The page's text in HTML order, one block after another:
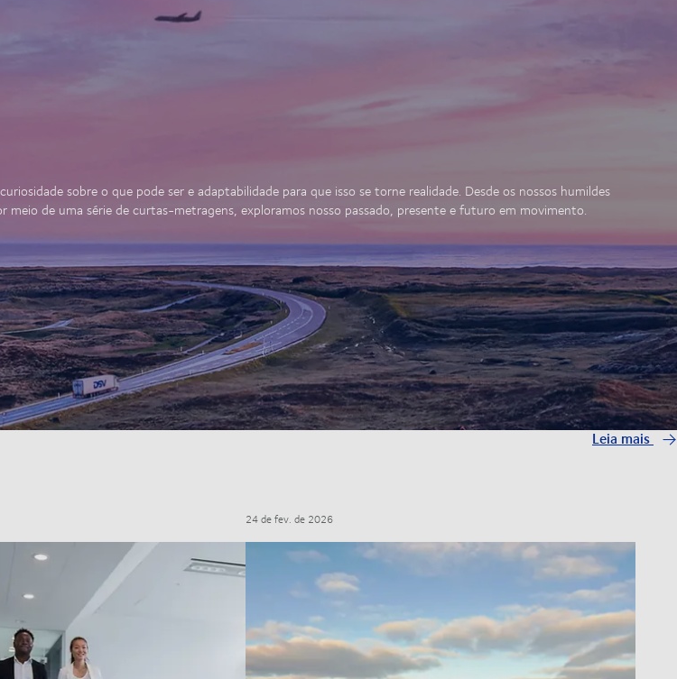
sobre o que pode ser e adaptabilidade para que isso se torne realidade. Desde os nossos humildes
de uma série de curtas-metragens, exploramos nosso passado, presente e futuro em movimento.
Leia mais
24 de fev. de 2026